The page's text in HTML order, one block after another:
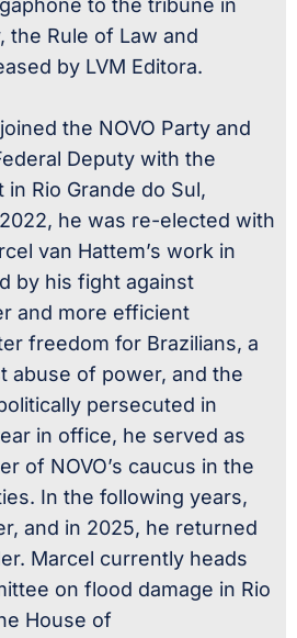
to the tribune in
the Rule of Law and
by LVM Editora.
the NOVO Party and
Deputy with the
Rio Grande do Sul,
he was re-elected with
van Hattem’s work in
by his fight against
and more efficient
freedom for Brazilians, a
abuse of power, and the
persecuted in
in office, he served as
of NOVO’s caucus in the
In the following years,
and in 2025, he returned
Marcel currently heads
on flood damage in Rio
House of